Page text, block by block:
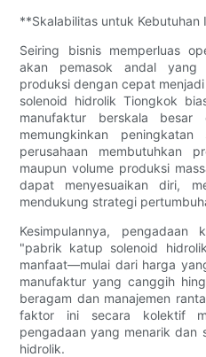
**Skalabilitas untuk
Seiring bisnis memperluas
akan pemasok andal yang
produksi dengan cepat
solenoid hidrolik Tiongkok
manufaktur berskala
memungkinkan
perusahaan membutuhkan
maupun volume produksi
dapat menyesuaikan diri,
mendukung strategi
Kesimpulannya,
"pabrik katup solenoid
manfaat—mulai dari harga
manufaktur yang canggih
beragam dan manajemen
faktor ini secara kolektif
pengadaan yang menarik dan
hidrolik.